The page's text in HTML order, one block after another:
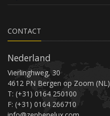
CONTACT
Nederland
Vierlinghweg, 30
4612 PN Bergen op Zoom (NL)
T: (+31) 0164 250100
F: (+31) 0164 266710